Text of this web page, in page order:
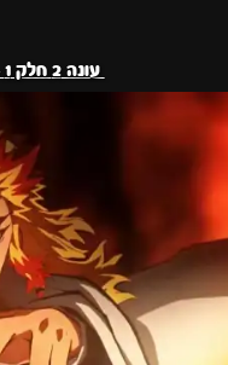
עונה 2 חלק 1 – ארק רכבת האינסוף